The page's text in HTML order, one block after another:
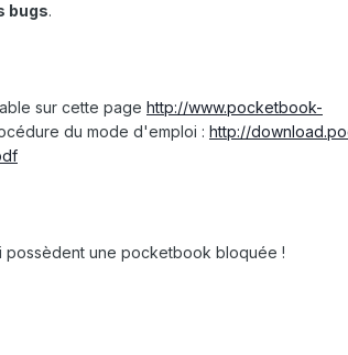
bugs.
sur cette page http://www.pocketbook-
du mode d'emploi : http://
une pocketbook bloquée !